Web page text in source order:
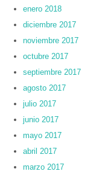
enero 2018
diciembre 2017
noviembre 2017
octubre 2017
septiembre 2017
agosto 2017
julio 2017
junio 2017
mayo 2017
abril 2017
marzo 2017